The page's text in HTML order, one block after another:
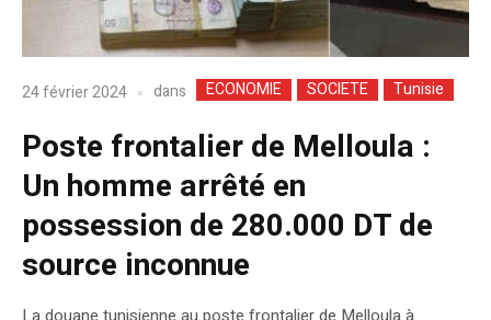
24 février 2024 dans ECONOMIE SOCIETE Tunisie
Poste frontalier de Melloula :
Un homme arrêté en
possession de 280.000 DT de
source inconnue